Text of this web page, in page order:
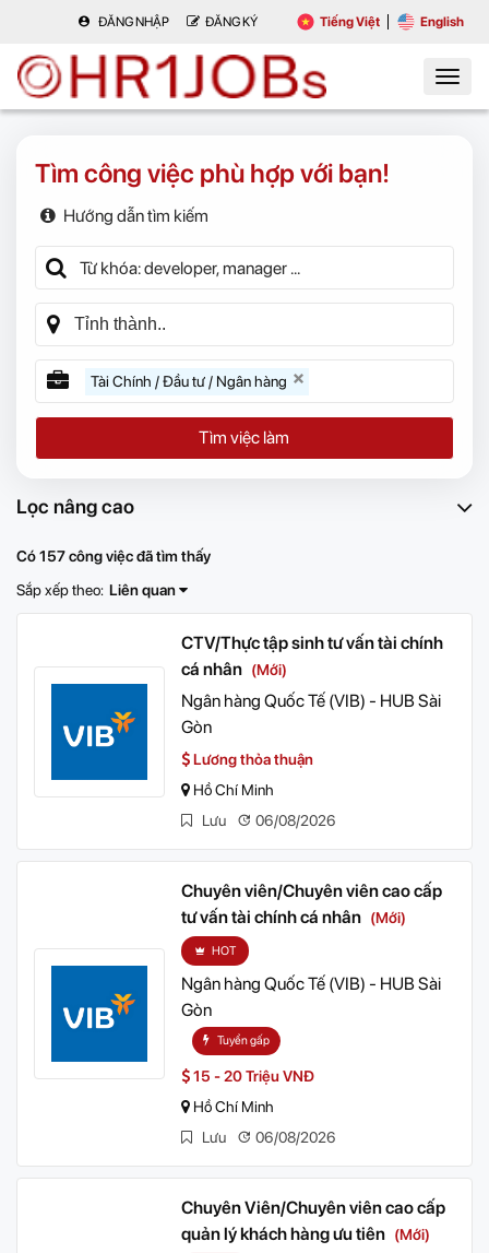
ĐĂNG NHẬP ĐĂNG KÝ Tiếng Việt English
Tìm công việc phù hợp với bạn!
Hướng dẫn tìm kiếm
Tài Chính / Đầu tư / Ngân hàng
Tìm việc làm
Lọc nâng cao
Có 157 công việc đã tìm thấy
Sắp xếp theo: Liên quan
CTV/Thực tập sinh tư vấn tài chính
cá nhân (Mới)
Ngân hàng Quốc Tế (VIB) - HUB Sài
Gòn
Lương thỏa thuận
Hồ Chí Minh
Lưu
06/08/2026
Chuyên viên/Chuyên viên cao cấp
tư vấn tài chính cá nhân (Mới)
HOT
Ngân hàng Quốc Tế (VIB) - HUB Sài
Gòn
Tuyển gấp
15 - 20 Triệu VNĐ
Hồ Chí Minh
Lưu
06/08/2026
Chuyên Viên/Chuyên viên cao cấp
quản lý khách hàng ưu tiên (Mới)